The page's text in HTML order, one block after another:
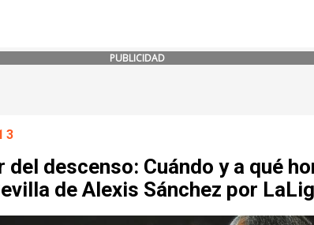
PUBLICIDAD
del descenso: Cuándo y a qué
de Alexis Sánchez por